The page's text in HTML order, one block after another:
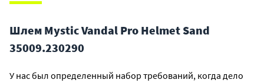
Шлем Mystic Vandal Pro Helmet Sand
35009.230290
У нас был определенный набор требований, когда дело